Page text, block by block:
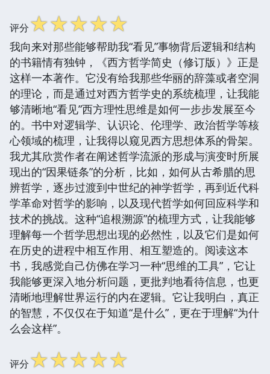
评分☆☆☆☆☆
我向来对那些能够帮助我“看见”事物背后逻辑和结构
的书籍情有独钟，《西方哲学简史（修订版）》正是
这样一本著作。它没有给我那些华丽的辞藻或者空洞
的理论，而是通过对西方哲学史的系统梳理，让我能
够清晰地“看见”西方理性思维是如何一步步发展至今
的。书中对逻辑学、认识论、伦理学、政治哲学等核
心领域的梳理，让我得以窥见西方思想体系的骨架。
我尤其欣赏作者在阐述哲学流派的形成与演变时所展
现出的“因果链条”的分析，比如，如何从古希腊的思
辨哲学，逐步过渡到中世纪的神学哲学，再到近代科
学革命对哲学的影响，以及现代哲学如何回应科学和
技术的挑战。这种“追根溯源”的梳理方式，让我能够
理解每一个哲学思想出现的必然性，以及它们是如何
在历史的进程中相互作用、相互塑造的。阅读这本
书，我感觉自己仿佛在学习一种“思维的工具”，它让
我能够更深入地分析问题，更批判地看待信息，也更
清晰地理解世界运行的内在逻辑。它让我明白，真正
的智慧，不仅仅在于知道“是什么”，更在于理解“为什
么会这样”。
评分☆☆☆☆☆